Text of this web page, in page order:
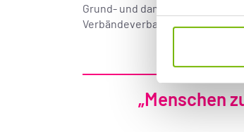
Grund- und damit ein
Verbändeverbandelei in einem
„Menschen